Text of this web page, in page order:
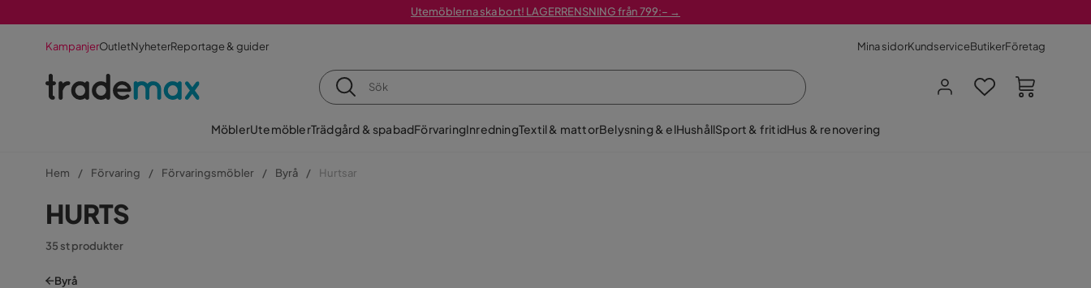
Utemöblerna ska bort! LAGERRENSNING från 799:– →
KampanjerOutletNyheterReportage & guider Mina sidorKundserviceButikerFöretag
MöblerUtemöblerTrädgård & spabadFörvaringInredningTextil & mattorBelysning & elHushållSport & fritidHus & renovering
Hem Förvaring Förvaringsmöbler Byrå Hurtsar
HURTS
35 st produkter
Byrå